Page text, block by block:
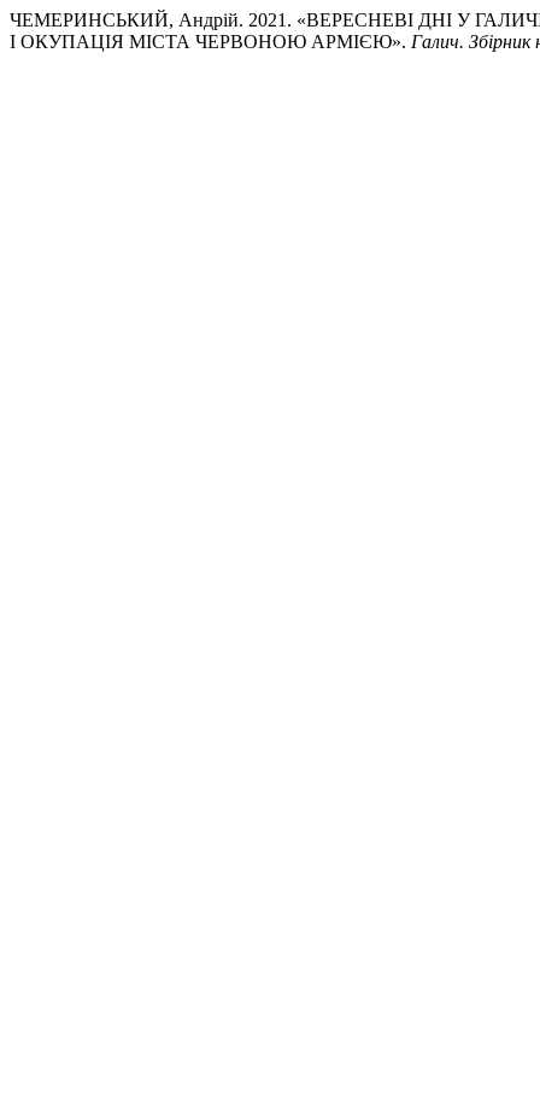
ЧЕМЕРИНСЬКИЙ, Андрій. 2021. «ВЕРЕСНЕВІ ДНІ У
І ОКУПАЦІЯ МІСТА ЧЕРВОНОЮ АРМІЄЮ». Галич. Збірник